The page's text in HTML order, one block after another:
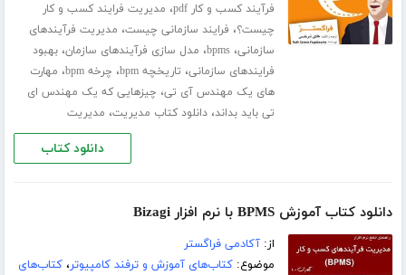
فرآیند کسب و کار pdf
، مدیریت فرایند کسب و کار
چیست؟، فرایند سازمانی چیست، مدیریت فرآیندهای
سازمانی،bpms، مدل سازی فرآیندهای سازمان،بهبود
فرایندهای سازمانی، تاریخچه bpm ، چرخه bpm ، مهارت
های یک مهندس آی تی، چیزهایی که یک مهندس ای
تی باید بداند،دانلود کتاب مدیریت، مدیریت
دانلود کتاب
دانلود کتاب آموزش BPMS با نرم افزار Bizagi
از:آکادمی فراگستر
موضوع:کتاب‌های آموزش و ترفند کامپیوتر،کتاب‌های